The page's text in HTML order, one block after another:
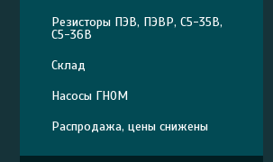
Резисторы ПЭВ, ПЭВР, С5-35В,
С5-36В
Склад
Насосы ГНОМ
Распродажа, цены снижены